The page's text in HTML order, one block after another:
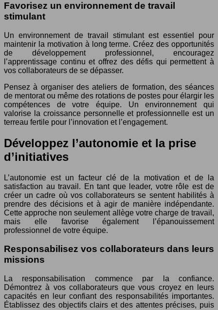
Favorisez un environnement de travail
stimulant
Un environnement de travail stimulant est essentiel pour
maintenir la motivation à long terme. Créez des opportunités
de développement professionnel, encouragez
l’apprentissage continu et offrez des défis qui permettent à
vos collaborateurs de se dépasser.
Pensez à organiser des ateliers de formation, des séances
de mentorat ou même des rotations de postes pour élargir les
compétences de votre équipe. Un environnement qui
valorise la croissance personnelle et professionnelle est un
terreau fertile pour l’innovation et l’engagement.
Développez l’autonomie et la prise
d’initiatives
L’autonomie est un facteur clé de la motivation et de la
satisfaction au travail. En tant que leader, votre rôle est de
créer un cadre où vos collaborateurs se sentent habilités à
prendre des décisions et à agir de manière indépendante.
Cette approche non seulement allège votre charge de travail,
mais elle favorise également l’épanouissement
professionnel de votre équipe.
Responsabilisez vos collaborateurs dans leurs
missions
La responsabilisation commence par la confiance.
Démontrez à vos collaborateurs que vous croyez en leurs
capacités en leur confiant des responsabilités importantes.
Établissez des objectifs clairs et des attentes précises, puis